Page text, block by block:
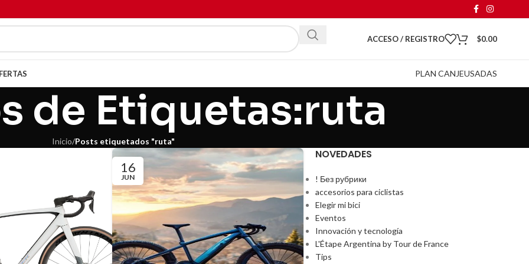
ACCESO / REGISTRO $0.00
PLAN CANJEUSADAS
de Etiquetas:ruta
Inicio/Posts etiquetados "ruta"
16
JUN
NOVEDADES
! Без рубрики
accesorios para ciclistas
Elegir mi bici
Eventos
Innovación y tecnología
L'Étape Argentina by Tour de France
Tips